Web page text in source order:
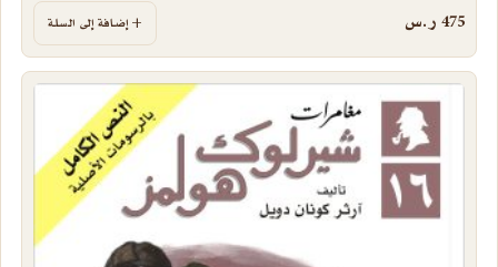
475 ر.س إضافة إلى السلة